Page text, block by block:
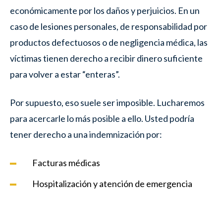
económicamente por los daños y perjuicios. En un
caso de lesiones personales, de responsabilidad por
productos defectuosos o de negligencia médica, las
víctimas tienen derecho a recibir dinero suficiente
para volver a estar “enteras”.
Por supuesto, eso suele ser imposible. Lucharemos
para acercarle lo más posible a ello. Usted podría
tener derecho a una indemnización por:
Facturas médicas
Hospitalización y atención de emergencia